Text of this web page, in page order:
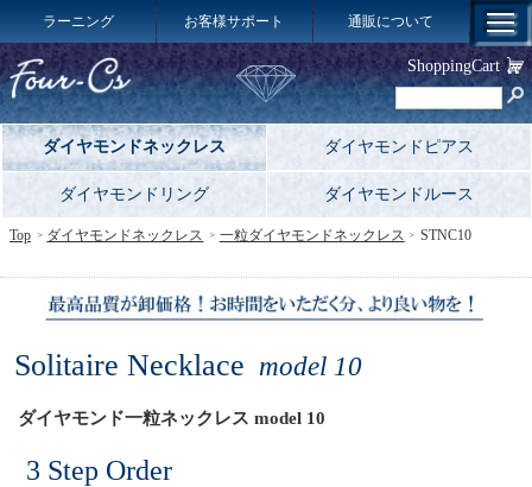
ラーニング お客様サポート 通販について
ダイヤモンドネックレス ダイヤモンドピアス
ダイヤモンドリング ダイヤモンドルース
Solitaire Necklace model 10
ダイヤモンド一粒ネックレス model 10
3 Step Order
Top ダイヤモンドネックレス 一粒ダイヤモンドネックレス STNC10
ShoppingCart